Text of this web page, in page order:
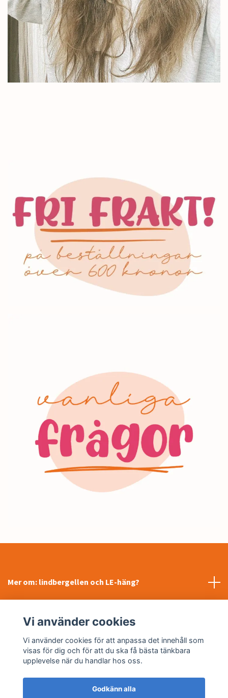
Mer om: lindbergellen och LE-häng?
Sociala medier
Vi använder cookies
Vi använder cookies för att anpassa det innehåll som
visas för dig och för att du ska få bästa tänkbara
upplevelse när du handlar hos oss.
Godkänn alla